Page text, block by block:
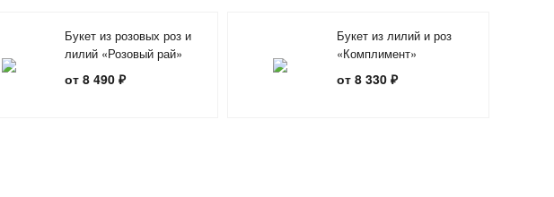
Букет из розовых роз и
лилий «Розовый рай»
от 8 490 ₽
Букет из лилий и роз
«Комплимент»
от 8 330 ₽